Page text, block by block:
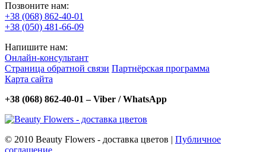
Позвоните нам:
+38 (068) 862-40-01
+38 (050) 481-66-09
Напишите нам:
Онлайн-консультант
Страница обратной связи Партнёрская программа
Карта сайта
+38 (068) 862-40-01 – Viber / WhatsApp
© 2010 Beauty Flowers - доставка цветов | Публичное